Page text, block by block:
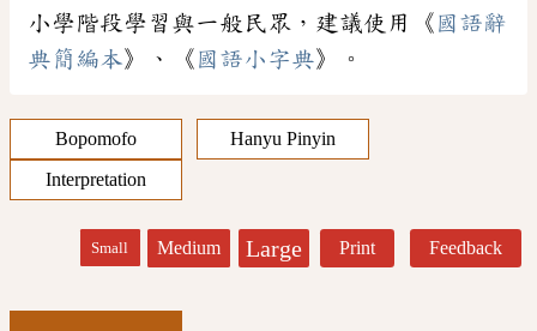
小學階段學習與一般民眾，建議使用《 國語辭
典簡編本》、《 國語小字典》。
Bopomofo
Hanyu Pinyin
Interpretation
Small Medium Large Print Feedback